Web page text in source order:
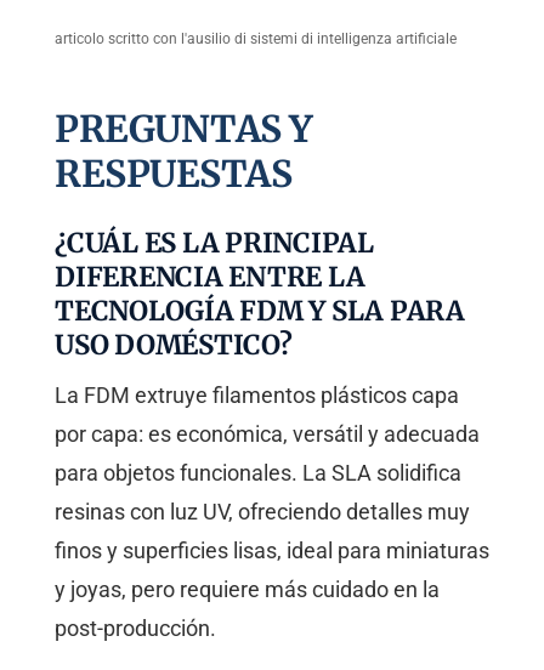
articolo scritto con l'ausilio di sistemi di intelligenza artificiale
PREGUNTAS Y
RESPUESTAS
¿CUÁL ES LA PRINCIPAL
DIFERENCIA ENTRE LA
TECNOLOGÍA FDM Y SLA PARA
USO DOMÉSTICO?
La FDM extruye filamentos plásticos capa
por capa: es económica, versátil y adecuada
para objetos funcionales. La SLA solidifica
resinas con luz UV, ofreciendo detalles muy
finos y superficies lisas, ideal para miniaturas
y joyas, pero requiere más cuidado en la
post-producción.